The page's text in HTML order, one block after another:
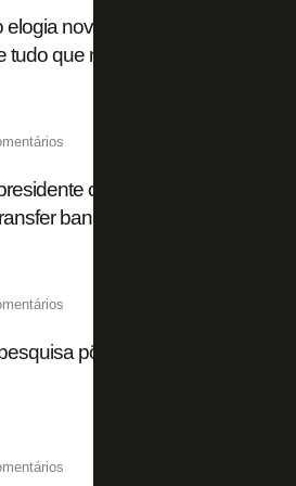
elogia nova gestão: 'Sabemos
tudo que nos falam está
chamar Botafogo de
ban da Fifa
põe torcida do Botafogo